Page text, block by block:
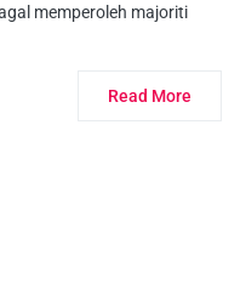
memperoleh majoriti
Read More